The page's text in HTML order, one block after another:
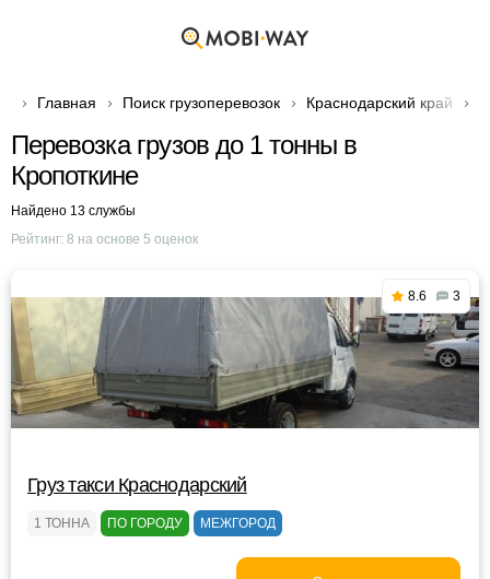
Главная Поиск грузоперевозок Краснодарский край
Перевозка грузов до 1 тонны в
Кропоткине
Найдено 13 службы
Рейтинг: 8 на основе 5 оценок
8.6 3
Груз такси Краснодарский
1 ТОННА ПО ГОРОДУ МЕЖГОРОД